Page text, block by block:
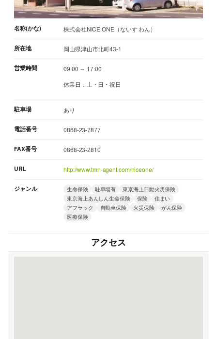
名称(かな) 株式会社NICE ONE（ないす わん）
所在地 岡山県津山市北町43-1
営業時間
09:00 ～ 17:00
休業日：土・日・祝日
駐車場 あり
電話番号 0868-23-7877
FAX番号 0868-23-2810
URL http://www.tmn-agent.com/niceone/
ジャンル 生命保険 駐車場有
東京海上日動火災保険
東京海上あんしん生命保険
保険
住まい
アフラック
自動車保険 火災保険
がん保険
医療保険
アクセス